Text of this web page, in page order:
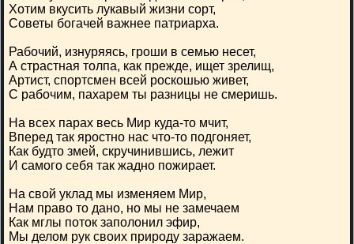
Хотим вкусить лукавый жизни сорт,
Советы богачей важнее патриарха.
Рабочий, изнуряясь, гроши в семью несет,
А страстная толпа, как прежде, ищет зрелищ,
Артист, спортсмен всей роскошью живет,
С рабочим, пахарем ты разницы не смеришь.
На всех парах весь Мир куда-то мчит,
Вперед так яростно нас что-то подгоняет,
Как будто змей, скручинившись, лежит
И самого себя так жадно пожирает.
На свой уклад мы изменяем Мир,
Нам право то дано, но мы не замечаем
Как мглы поток заполонил эфир,
Мы делом рук своих природу заражаем.